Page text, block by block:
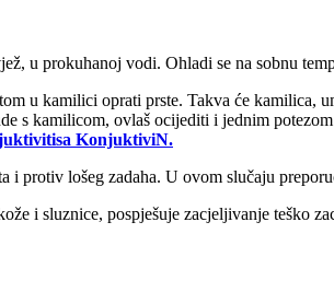
u prokuhanoj vodi. Ohladi se na sobnu
u kamilici oprati prste. Takva će
s kamilicom, ovlaš ocijediti i jednim
KonjuktiviN.
i protiv lošeg zadaha. U ovom slučaju
i sluznice, pospješuje zacjeljivanje teško